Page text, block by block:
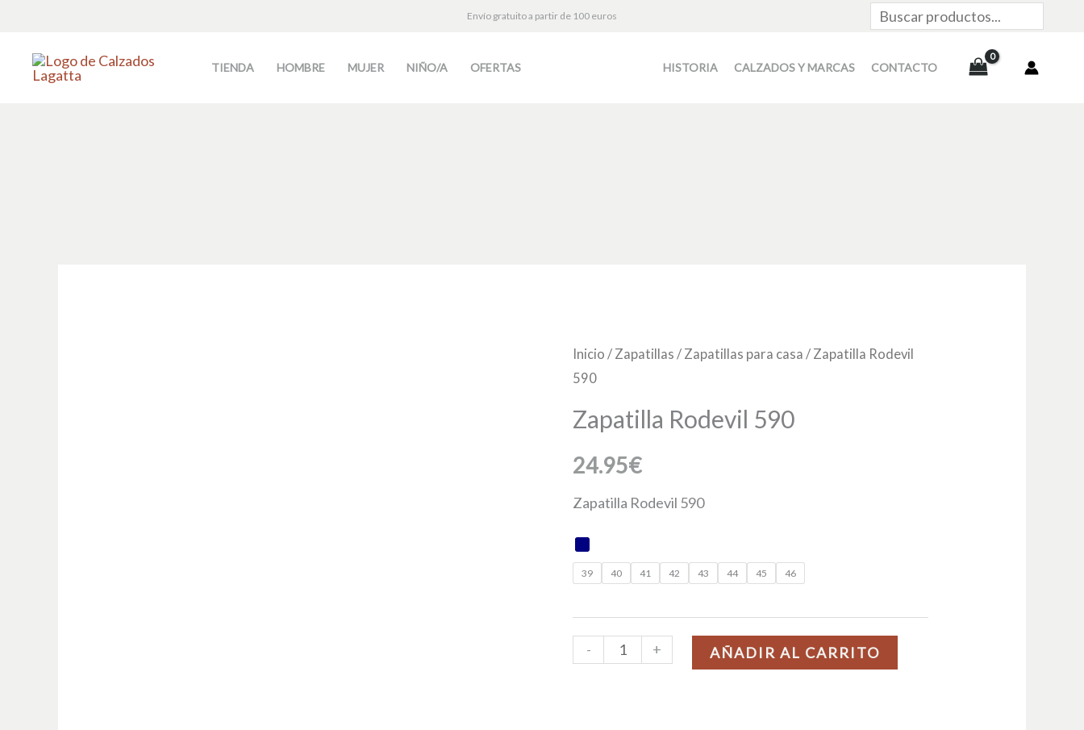
contenido
Envío gratuito a partir de 100 euros Buscar
TIENDA HOMBRE MUJER NIÑO/A OFERTAS HISTORIA CALZADOS Y MARCAS CONTACTO
Inicio / Zapatillas / Zapatillas para casa / Zapatilla Rodevil
590
Zapatilla Rodevil 590
24.95€
Zapatilla Rodevil 590
39 40 41 42 43 44 45 46
-
Zapatilla
Rodevil
590
cantidad
+ AÑADIR AL CARRITO